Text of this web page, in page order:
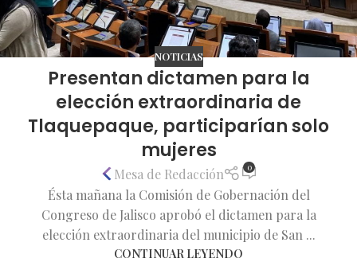
NOTICIAS
Presentan dictamen para la
elección extraordinaria de
Tlaquepaque, participarían solo
mujeres
Mesa de Redacción 0
Ésta mañana la Comisión de Gobernación del
Congreso de Jalisco aprobó el dictamen para la
elección extraordinaria del municipio de San ...
CONTINUAR LEYENDO